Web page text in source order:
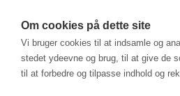
Om cookies på dette site
Vi bruger cookies til at indsamle og
stedet ydeevne og brug, til at give de
til at forbedre og tilpasse indhold og